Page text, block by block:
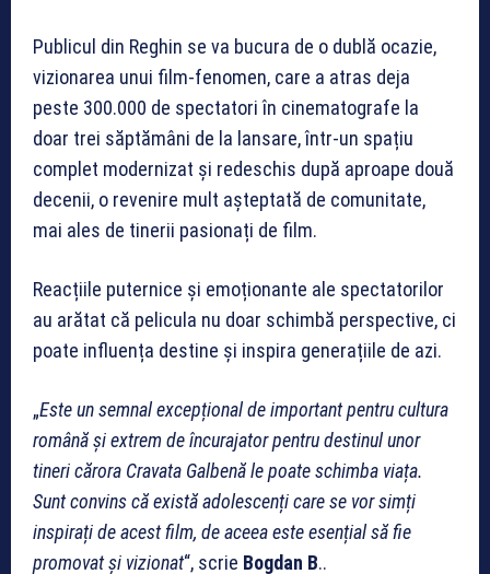
Publicul din Reghin se va bucura de o dublă ocazie,
vizionarea unui film-fenomen, care a atras deja
peste 300.000 de spectatori în cinematografe la
doar trei săptămâni de la lansare, într-un spațiu
complet modernizat și redeschis după aproape două
decenii, o revenire mult așteptată de comunitate,
mai ales de tinerii pasionați de film.
Reacțiile puternice și emoționante ale spectatorilor
au arătat că pelicula nu doar schimbă perspective, ci
poate influența destine și inspira generațiile de azi.
„Este un semnal excepțional de important pentru cultura
română și extrem de încurajator pentru destinul unor
tineri cărora Cravata Galbenă le poate schimba viața.
Sunt convins că există adolescenți care se vor simți
inspirați de acest film, de aceea este esențial să fie
promovat și vizionat“, scrie Bogdan B..